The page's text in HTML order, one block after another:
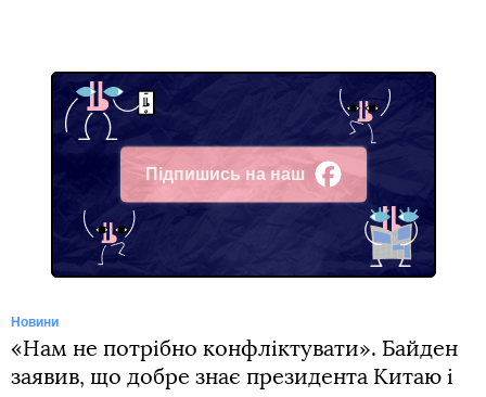
Підпишись на наш
Facebook
Новини
«Нам не потрібно конфліктувати». Байден
заявив, що добре знає президента Китаю і